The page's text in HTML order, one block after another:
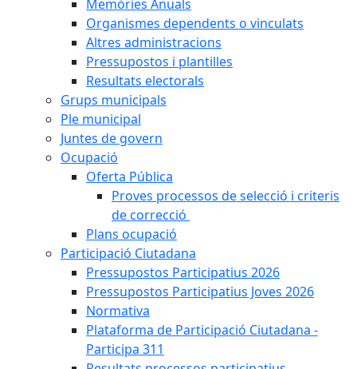
Memòries Anuals
Organismes dependents o vinculats
Altres administracions
Pressupostos i plantilles
Resultats electorals
Grups municipals
Ple municipal
Juntes de govern
Ocupació
Oferta Pública
Proves processos de selecció i criteris
de correcció
Plans ocupació
Participació Ciutadana
Pressupostos Participatius 2026
Pressupostos Participatius Joves 2026
Normativa
Plataforma de Participació Ciutadana -
Participa 311